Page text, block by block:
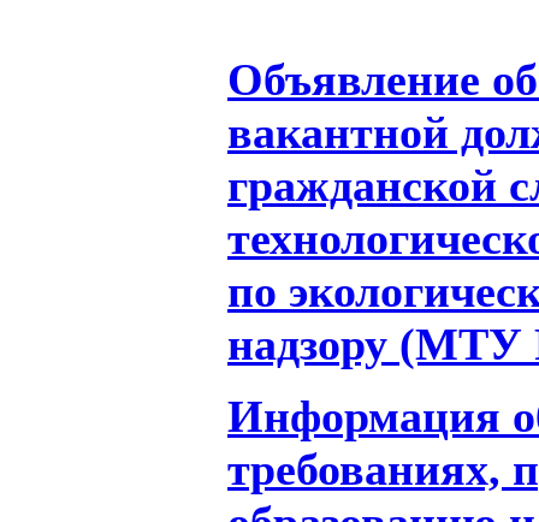
Объявление
вакантной
гражданской
по
надзору (МТУ
Информация
требованиях,